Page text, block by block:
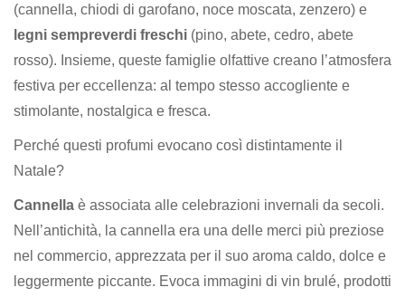
(cannella, chiodi di garofano, noce moscata, zenzero) e
legni sempreverdi freschi (pino, abete, cedro, abete
rosso). Insieme, queste famiglie olfattive creano l’atmosfera
festiva per eccellenza: al tempo stesso accogliente e
stimolante, nostalgica e fresca.
Perché questi profumi evocano così distintamente il
Natale?
Cannella è associata alle celebrazioni invernali da secoli.
Nell’antichità, la cannella era una delle merci più preziose
nel commercio, apprezzata per il suo aroma caldo, dolce e
leggermente piccante. Evoca immagini di vin brulé, prodotti